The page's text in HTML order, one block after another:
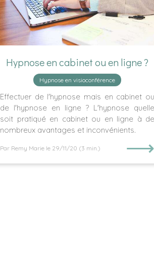
Hypnose en cabinet ou en ligne ?
Hypnose en visioconférence
Effectuer de l'hypnose mais en cabinet ou
de l'hypnose en ligne ? L'hypnose quelle
soit pratiqué en cabinet ou en ligne à de
nombreux avantages et inconvénients.
Par Remy Marie le 29/11/20 (3 min.) ⟶